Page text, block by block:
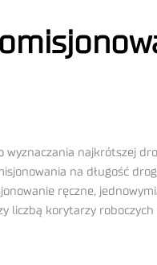
najkrótszej
na długość
ręczne,
liczbą korytarzy